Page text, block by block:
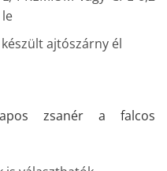
ajtószárny él
zsanér a falcos